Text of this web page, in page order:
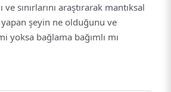
ve sınırlarını araştırarak mantıksal
şeyin ne olduğunu ve
yoksa bağlama bağımlı mı